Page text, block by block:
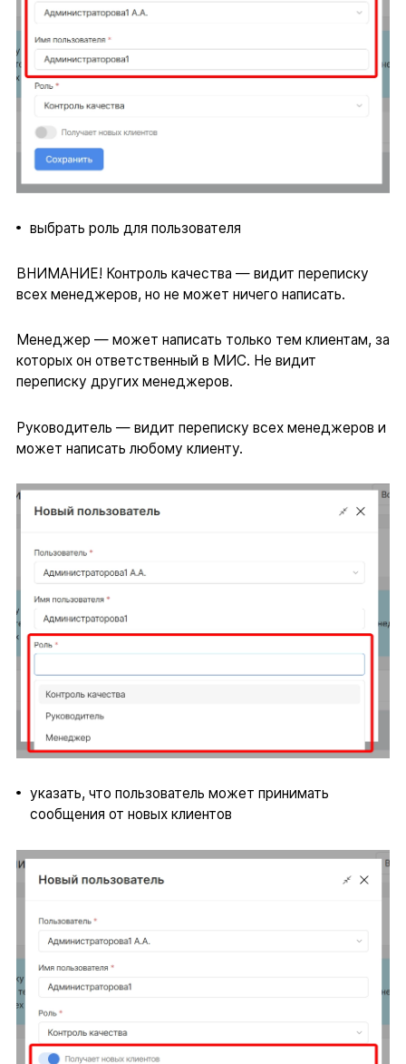
выбрать роль для пользователя
ВНИМАНИЕ! Контроль качества — видит переписку
всех менеджеров, но не может ничего написать.
Менеджер — может написать только тем клиентам, за
которых он ответственный в МИС. Не видит
переписку других менеджеров.
Руководитель — видит переписку всех менеджеров и
может написать любому клиенту.
указать, что пользователь может принимать
сообщения от новых клиентов